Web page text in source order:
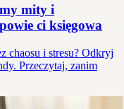
mity i
ci księgowa
chaosu i stresu? Odkryj
Przeczytaj, zanim